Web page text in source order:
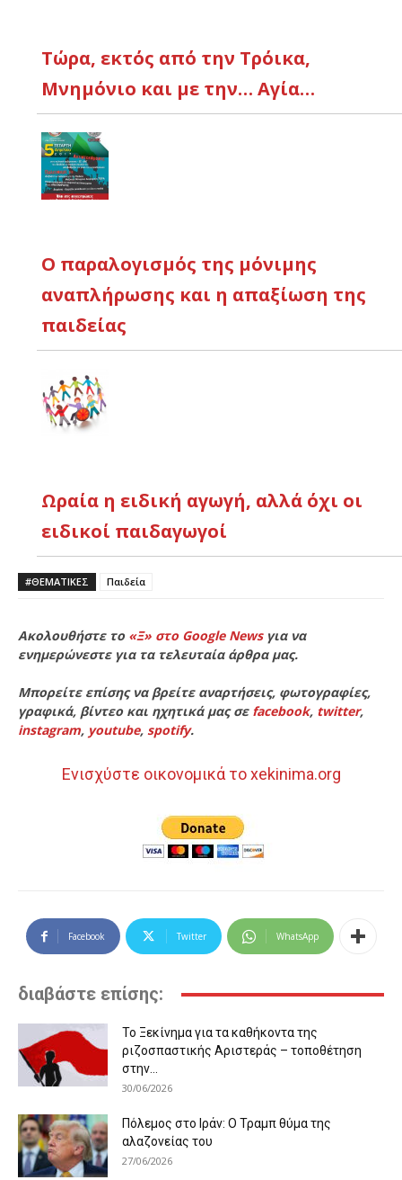
Τώρα, εκτός από την Τρόικα,
Μνημόνιο και με την… Αγία…
Ο παραλογισμός της μόνιμης
αναπλήρωσης και η απαξίωση της
παιδείας
Ωραία η ειδική αγωγή, αλλά όχι οι
ειδικοί παιδαγωγοί
#ΘΕΜΑΤΙΚΈΣ Παιδεία
Ακολουθήστε το «Ξ» στο Google Newsγια να
ενημερώνεστε για τα τελευταία άρθρα μας.
Μπορείτε επίσης να βρείτε αναρτήσεις, φωτογραφίες,
γραφικά, βίντεο και ηχητικά μας σε facebook, twitter,
instagram, youtube, spotify.
Ενισχύστε οικονομικά το xekinima.org
Facebook Twitter WhatsApp
διαβάστε επίσης:
Το Ξεκίνημα για τα καθήκοντα της
ριζοσπαστικής Αριστεράς – τοποθέτηση
στην...
30/06/2026
Πόλεμος στο Ιράν: Ο Τραμπ θύμα της
αλαζονείας του
27/06/2026